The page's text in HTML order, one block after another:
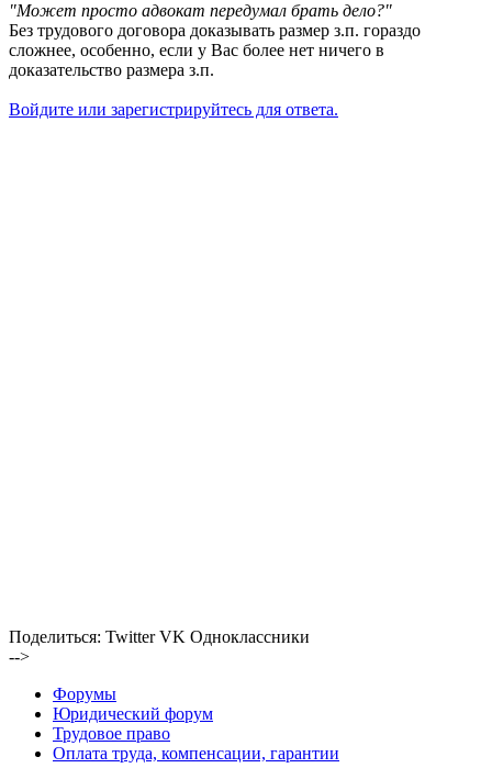
"Может просто адвокат передумал брать дело?"
Без трудового договора доказывать размер з.п. гораздо
сложнее, особенно, если у Вас более нет ничего в
доказательство размера з.п.
Войдите или зарегистрируйтесь для ответа.
Поделиться: Twitter VK Одноклассники
-->
Форумы
Юридический форум
Трудовое право
Оплата труда, компенсации, гарантии